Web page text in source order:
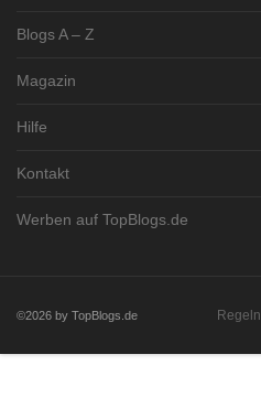
Blogs A – Z
Magazin
Hilfe
Kontakt
Werben auf TopBlogs.de
©2026 by TopBlogs.de Regeln